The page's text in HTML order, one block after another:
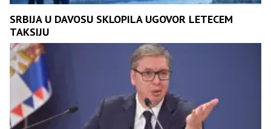
SRBIJA U DAVOSU SKLOPILA UGOVOR LETECEM
TAKSIJU